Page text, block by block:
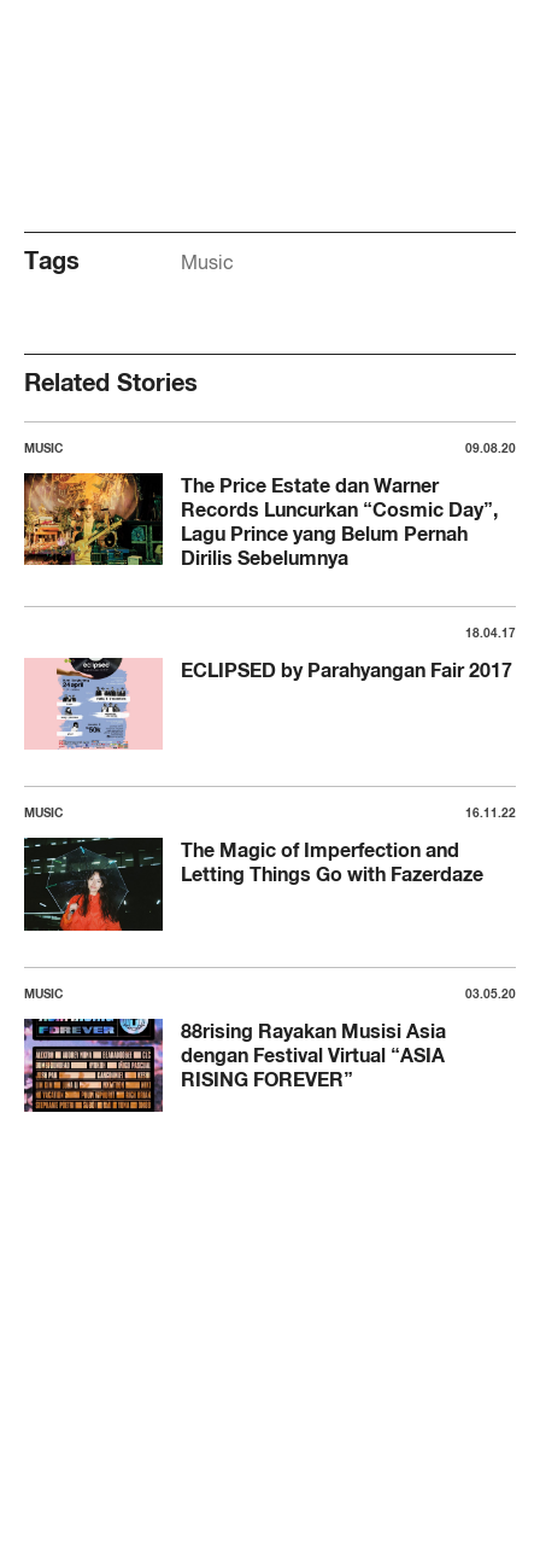
Tags Music
Related Stories
MUSIC 09.08.20
The Price Estate dan Warner
Records Luncurkan “Cosmic Day”,
Lagu Prince yang Belum Pernah
Dirilis Sebelumnya
18.04.17
ECLIPSED by Parahyangan Fair 2017
MUSIC 16.11.22
The Magic of Imperfection and
Letting Things Go with Fazerdaze
MUSIC 03.05.20
88rising Rayakan Musisi Asia
dengan Festival Virtual “ASIA
RISING FOREVER”